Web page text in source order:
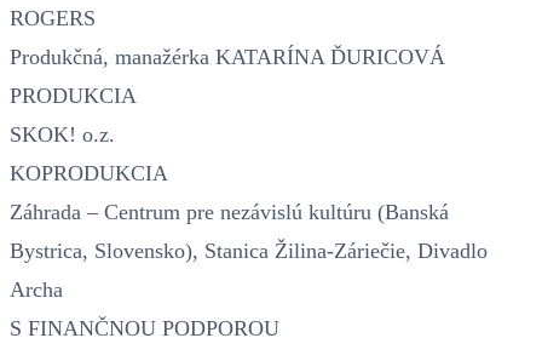
ROGERS
Produkčná, manažérka KATARÍNA ĎURICOVÁ
PRODUKCIA
SKOK! o.z.
KOPRODUKCIA
Záhrada – Centrum pre nezávislú kultúru (Banská
Bystrica, Slovensko), Stanica Žilina-Záriečie, Divadlo
Archa
S FINANČNOU PODPOROU